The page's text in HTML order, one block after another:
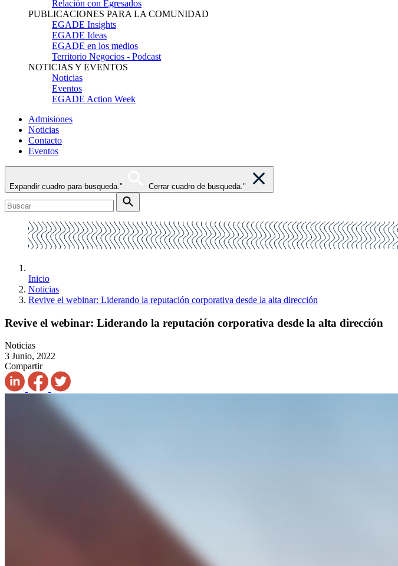
Relación con Egresados
PUBLICACIONES PARA LA COMUNIDAD
EGADE Insights
EGADE Ideas
EGADE en los medios
Territorio Negocios - Podcast
NOTICIAS Y EVENTOS
Noticias
Eventos
EGADE Action Week
Admisiones
Noticias
Contacto
Eventos
Expandir cuadro para busqueda." Cerrar cuadro de busqueda."
Inicio
Noticias
Revive el webinar: Liderando la reputación corporativa desde la alta dirección
Revive el webinar: Liderando la reputación corporativa desde la alta dirección
Noticias
3 Junio, 2022
Compartir